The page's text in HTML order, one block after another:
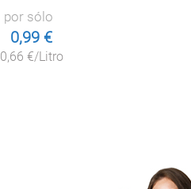
por sólo
0,99 €
0,66 €/Litro